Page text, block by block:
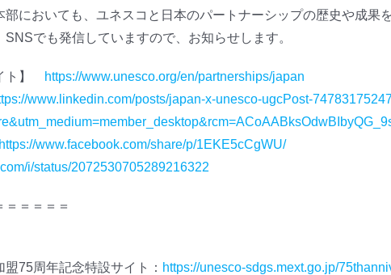
部においても、ユネスコと日本のパートナーシップの歴史や成果
SNSでも発信していますので、お知らせします。
ト】
https://www.unesco.org/en/partnerships/japan
www.linkedin.com/posts/japan-x-unesco-ugcPost-
https://www.facebook.com/share/p/1EKE5cCgWU/
i/status/2072530705289216322
＝＝＝＝＝
盟75周年記念特設サイト： https://unesco-sdgs.mext.go.jp/